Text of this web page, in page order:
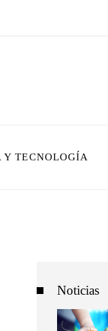
Y TECNOLOGÍA
Noticias